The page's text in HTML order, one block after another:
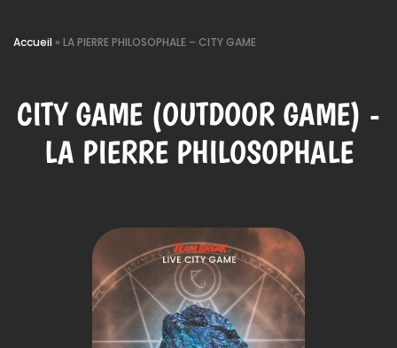
Accueil » LA PIERRE PHILOSOPHALE – CITY GAME
CITY GAME (OUTDOOR GAME) -
LA PIERRE PHILOSOPHALE